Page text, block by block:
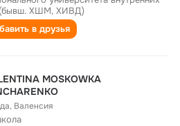
ХШМ, ХИВД)
в друзья
MOSKOWKA
, Валенсия